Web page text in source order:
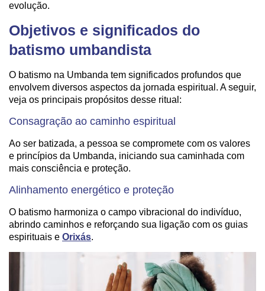
evolução.
Objetivos e significados do
batismo umbandista
O batismo na Umbanda tem significados profundos que
envolvem diversos aspectos da jornada espiritual. A seguir,
veja os principais propósitos desse ritual:
Consagração ao caminho espiritual
Ao ser batizada, a pessoa se compromete com os valores
e princípios da Umbanda, iniciando sua caminhada com
mais consciência e proteção.
Alinhamento energético e proteção
O batismo harmoniza o campo vibracional do indivíduo,
abrindo caminhos e reforçando sua ligação com os guias
espirituais e Orixás.